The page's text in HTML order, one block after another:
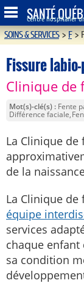
SANTÉ
Centre hospitalier
SOINS & SERVICES>F>
Fissure
Clinique de
Mot(s)-clé(s) Fente
Différence faciale
La Clinique
de la
La Clinique
équipe
services
chaque
sa condition